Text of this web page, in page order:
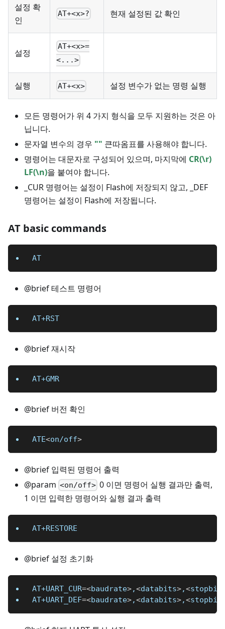
설정 확
인
AT+<x>? 현재 설정된 값 확인
설정
AT+<x>=
<...>
실행 AT+<x> 설정 변수가 없는 명령 실행
모든 명령어가 위 4 가지 형식을 모두 지원하는 것은 아
닙니다.
문자열 변수의 경우 "" 큰따옴표를 사용해야 합니다.
명령어는 대문자로 구성되어 있으며, 마지막에 CR(\r)
LF(\n)을 붙여야 합니다.
_CUR 명령어는 설정이 Flash에 저장되지 않고, _DEF
명령어는 설정이 Flash에 저장됩니다.
AT basic commands
AT
@brief 테스트 명령어
AT+RST
@brief 재시작
AT+GMR
@brief 버전 확인
ATE<on/off>
@brief 입력된 명령어 출력
@param <on/off> 0 이면 명령어 실행 결과만 출력,
1 이면 입력한 명령어와 실행 결과 출력
AT+RESTORE
@brief 설정 초기화
AT+UART_CUR=<baudrate>,<databits>,<
AT+UART_DEF=<baudrate>,<databits>,<